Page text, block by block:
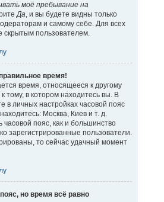
моё пребывание на
Да, и вы будете видны только
и самому себе. Для всех
скрытым пользователем.
время!
время, относящееся к другому
тому, в котором находитесь вы. В
в личных настройках часовой пояс
Москва, Киев и т. д.
часовой пояс, как и большинство
зарегистрированные пользователи.
то сейчас удачный момент
но время всё равно